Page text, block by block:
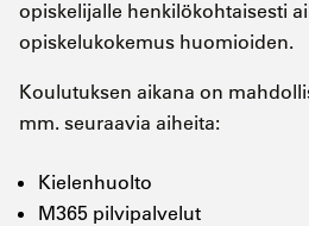
opiskelijalle henkilökohtaisesti
opiskelukokemus huomioiden.
Koulutuksen aikana on
mm. seuraavia aiheita:
Kielenhuolto
M365 pilvipalvelut